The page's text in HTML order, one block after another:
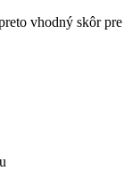
vhodný skôr pre